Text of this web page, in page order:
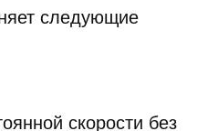
следующие
скорости без